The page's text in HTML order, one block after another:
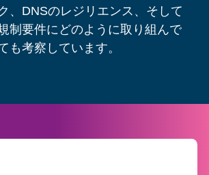
、DNSのレジリエンス、そして
制要件にどのように取り組んで
も考察しています。